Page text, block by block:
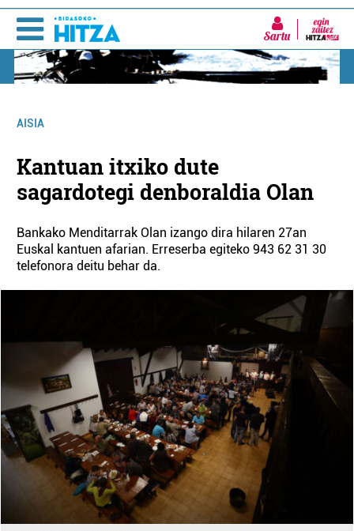
Sartu
AISIA
Kantuan itxiko dute
sagardotegi denboraldia Olan
Bankako Menditarrak Olan izango dira hilaren 27an
Euskal kantuen afarian. Erreserba egiteko 943 62 31 30
telefonora deitu behar da.